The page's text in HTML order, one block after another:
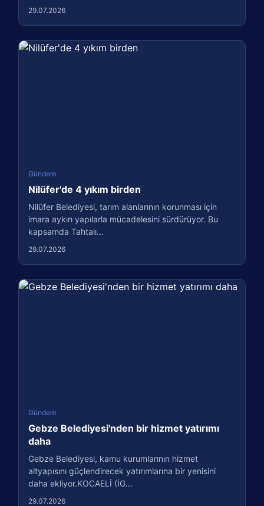
29.07.2026
Gündem
Nilüfer'de 4 yıkım birden
Nilüfer Belediyesi, tarım alanlarının korunması için
imara aykırı yapılarla mücadelesini sürdürüyor. Bu
kapsamda Tahtalı...
29.07.2026
Gündem
Gebze Belediyesi'nden bir hizmet yatırımı
daha
Gebze Belediyesi, kamu kurumlarının hizmet
altyapısını güçlendirecek yatırımlarına bir yenisini
daha ekliyor.KOCAELİ (İG...
29.07.2026